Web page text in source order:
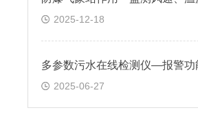
2025-12-18
2025-06-27